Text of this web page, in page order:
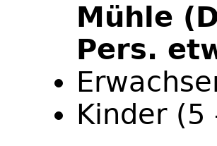
Mühle
Pers.
Kinder (5